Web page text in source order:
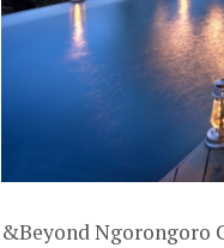
&Beyond Ngorongoro